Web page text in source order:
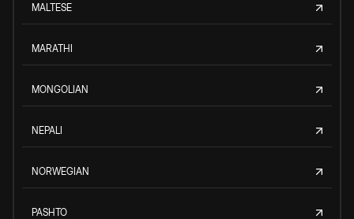
MALTESE
MARATHI
MONGOLIAN
NEPALI
NORWEGIAN
PASHTO